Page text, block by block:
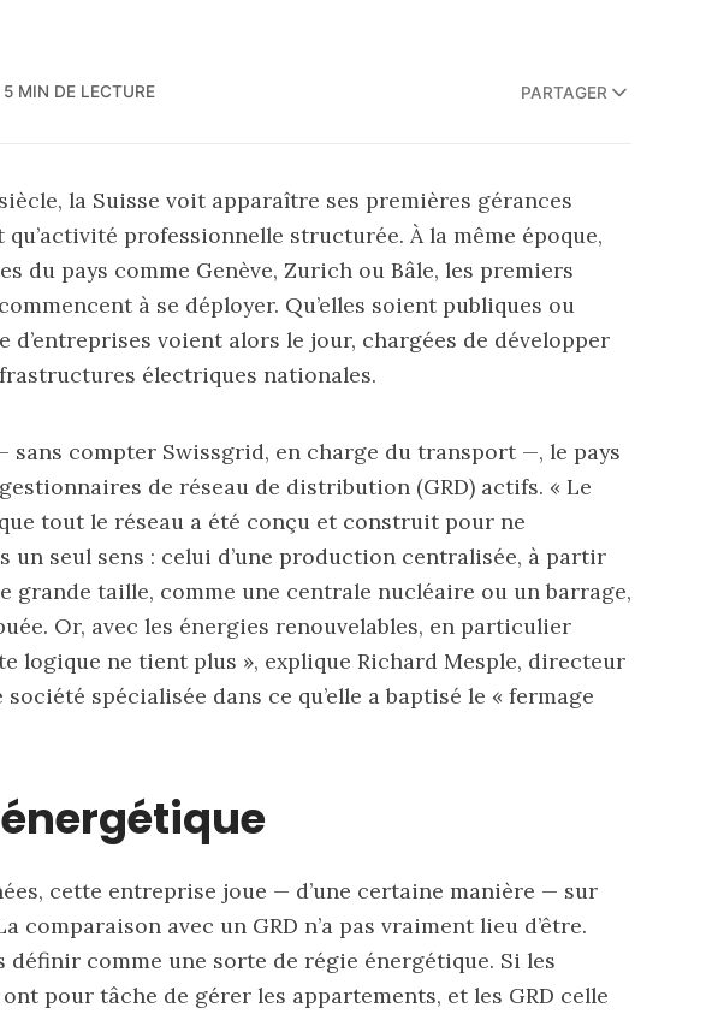
5 MIN DE LECTURE PARTAGER
la Suisse voit apparaître ses premières gérances
professionnelle structurée. À la même époque,
du pays comme Genève, Zurich ou Bâle, les premiers
à se déployer. Qu’elles soient publiques ou
d’entreprises voient alors le jour, chargées de développer
électriques nationales.
sans compter Swissgrid, en charge du transport —, le pays
de réseau de distribution (GRD) actifs. « Le
tout le réseau a été conçu et construit pour ne
un seul sens : celui d’une production centralisée, à partir
grande taille, comme une centrale nucléaire ou un barrage,
Or, avec les énergies renouvelables, en particulier
logique ne tient plus », explique Richard Mesple, directeur
société spécialisée dans ce qu’elle a baptisé le « fermage
cette entreprise joue — d’une certaine manière — sur
comparaison avec un GRD n’a pas vraiment lieu d’être.
définir comme une sorte de régie énergétique. Si les
pour tâche de gérer les appartements, et les GRD celle
contenus
& continuer
il suffit d'inscrire votre
un lien de connexion.
lecture!